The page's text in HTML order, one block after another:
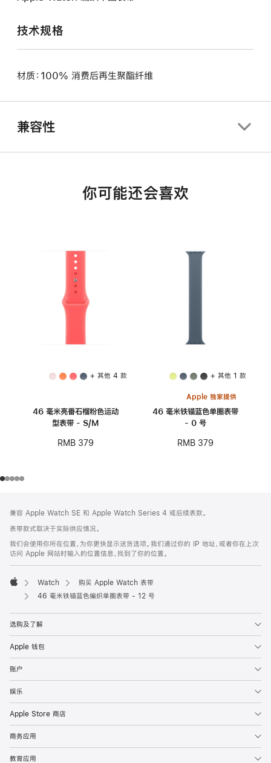
技术规格
材质：100% 消费后再生聚酯纤维
兼容性
你可能还会喜欢
+ 其他 4 款
46 毫米亮番石榴粉色运动
型表带 - S/M
RMB 379
+ 其他 1 款
Apple 独家提供
46 毫米铁锚蓝色单圈表带
- 0 号
RMB 379
页
页
脚
注
兼容 Apple Watch SE 和 Apple Watch Series 4 或后续表款。
表带款式取决于实际供应情况。
我们会使用你所在位置，为你更快显示送货选项。我们通过你的 IP 地址，或者你在上次
访问 Apple 网站时输入的位置信息，找到了你的位置。
Apple
Watch
购买 Apple Watch 表带
46 毫米铁锚蓝色编织单圈表带 - 12 号
选购及了解
Apple 钱包
账户
娱乐
Apple Store 商店
商务应用
教育应用